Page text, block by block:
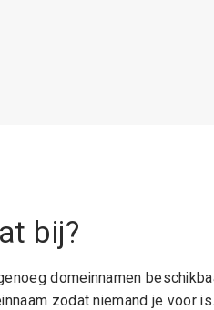
bij?
domeinnamen
zodat niemand je voor